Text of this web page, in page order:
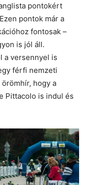
pontokért
pontok már a
fontosak –
is jól áll.
a versennyel is
férfi nemzeti
hogy a
Pittacolo is indul és